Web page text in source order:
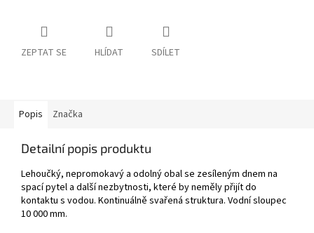
ZEPTAT SE HLÍDAT SDÍLET
Popis Značka
Detailní popis produktu
Lehoučký, nepromokavý a odolný obal se zesíleným dnem na
spací pytel a další nezbytnosti, které by neměly přijít do
kontaktu s vodou. Kontinuálně svařená struktura. Vodní sloupec
10 000 mm.